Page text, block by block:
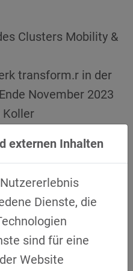
Clusters Mobility &
transform.r in der
November 2023
Koller
Webasto
wurde ein
Werk Schierling
mit Hr. Stephan
Zimmermann
Eckert Akademie),
externen Inhalten
Dienste, die
sind für eine
Website